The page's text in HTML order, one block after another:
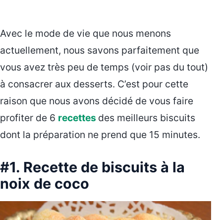
Avec le mode de vie que nous menons
actuellement, nous savons parfaitement que
vous avez très peu de temps (voir pas du tout)
à consacrer aux desserts. C’est pour cette
raison que nous avons décidé de vous faire
profiter de 6 recettes des meilleurs biscuits
dont la préparation ne prend que 15 minutes.
#1. Recette de biscuits à la
noix de coco